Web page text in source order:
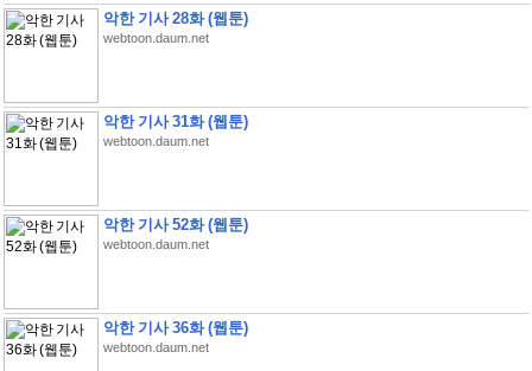
악한 기사 28화 (웹툰)
webtoon.daum.net
악한 기사 31화 (웹툰)
webtoon.daum.net
악한 기사 52화 (웹툰)
webtoon.daum.net
악한 기사 36화 (웹툰)
webtoon.daum.net